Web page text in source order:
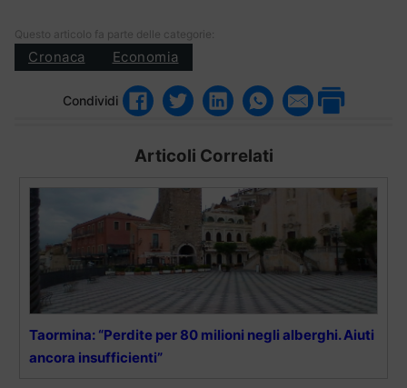
Questo articolo fa parte delle categorie:
Cronaca Economia
Condividi
Articoli Correlati
Taormina: “Perdite per 80 milioni negli alberghi. Aiuti
ancora insufficienti”